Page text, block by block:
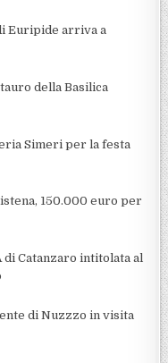
Euripide arriva a
della Basilica
Simeri per la festa
150.000 euro per
di Catanzaro intitolata al
di Nuzzzo in visita